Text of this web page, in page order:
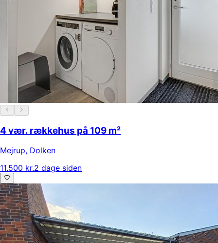
4 vær. rækkehus på 109 m²
Mejrup, Dolken
11.500 kr.2 dage siden